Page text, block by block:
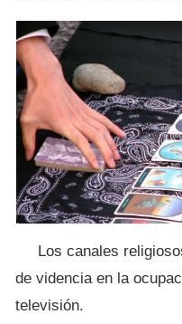
Los canales
de videncia en la
televisión.